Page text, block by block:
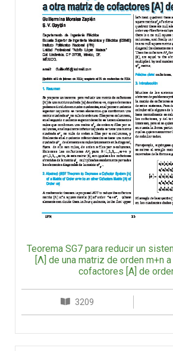
Teorema SG7 para reducir un
[Λ] de una matriz de orden m+n
cofactores [A] de
3209